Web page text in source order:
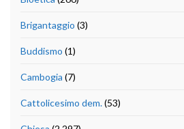
Brigantaggio (3)
Buddismo (1)
Cambogia (7)
Cattolicesimo dem.(53)